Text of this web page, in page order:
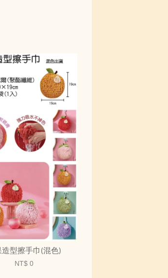
造型擦手巾(混色)
NT$ 0